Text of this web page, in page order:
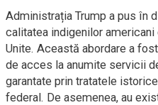
Administrația Trump a pus în
calitatea indigenilor
Unite. Această abordare a
de acces la anumite servicii
garantate prin tratatele
federal. De asemenea, au